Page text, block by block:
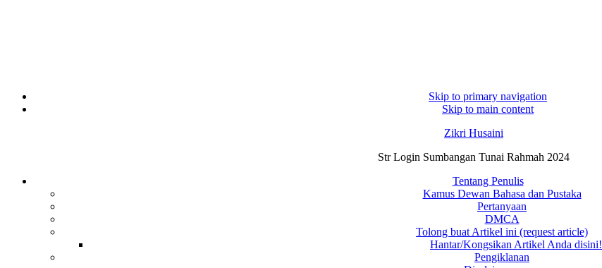
Skip to primary navigation
Skip to main content
Zikri Husaini
Str Login Sumbangan Tunai Rahmah 2024
Tentang Penulis
Kamus Dewan Bahasa dan Pustaka
Pertanyaan
DMCA
Tolong buat Artikel ini (request article)
Hantar/Kongsikan Artikel Anda disini!
Pengiklanan